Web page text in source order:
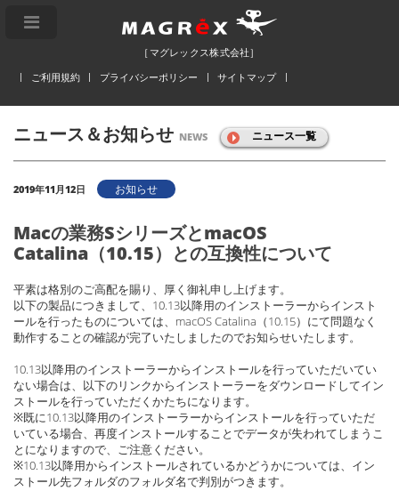
［マグレックス株式会社］
ご利用規約
プライバシーポリシー サイトマップ
ニュース＆お知らせ NEWS ニュース一覧
2019年11月12日 お知らせ
Macの業務SシリーズとmacOS
Catalina（10.15）との互換性について
平素は格別のご高配を賜り、厚く御礼申し上げます。
以下の製品につきまして、10.13以降用のインストーラーからインスト
ールを行ったものについては、macOS Catalina（10.15）にて問題なく
動作することの確認が完了いたしましたのでお知らせいたします。
10.13以降用のインストーラーからインストールを行っていただいてい
ない場合は、以下のリンクからインストーラーをダウンロードしてイン
ストールを行っていただくかたちになります。
※既に10.13以降用のインストーラーからインストールを行っていただ
いている場合、再度インストールすることでデータが失われてしまうこ
とになりますので、ご注意ください。
※10.13以降用からインストールされているかどうかについては、イン
ストール先フォルダのフォルダ名で判別がつきます。